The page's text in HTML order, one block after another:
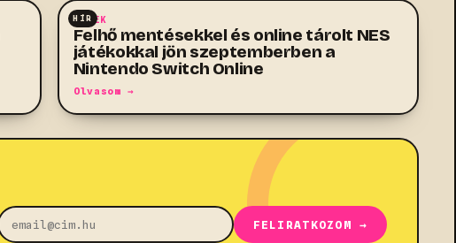
HÍR
HÍREK
Felhő mentésekkel és online tárolt NES
játékokkal jön szeptemberben a
Nintendo Switch Online
Olvasom →
FELIRATKOZOM →